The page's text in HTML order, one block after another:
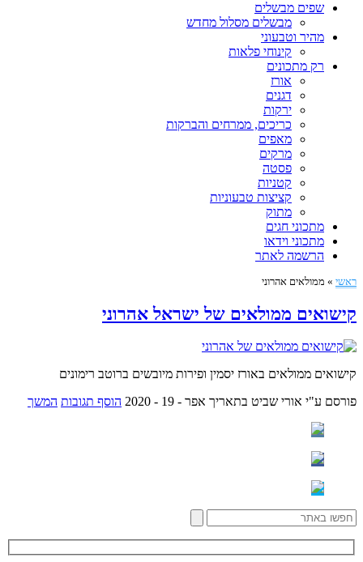
שפים מבשלים
מבשלים מסלול מחדש
מהיר וטבעוני
קינוחי פלאות
רק מתכונים
אורז
דגנים
ירקות
כריכים, ממרחים והברקות
מאפים
מרקים
פסטה
קטניות
קציצות טבעוניות
מתוק
מתכוני חגים
מתכוני וידאו
הרשמה לאתר
ראשי » ממולאים אהרוני
קישואים ממולאים של ישראל אהרוני
קישואים ממולאים באורז יסמין ופירות מיובשים ברוטב רימונים
פורסם ע"י אורי שביט בתאריך אפר - 19 - 2020 הוסף תגובות המשך